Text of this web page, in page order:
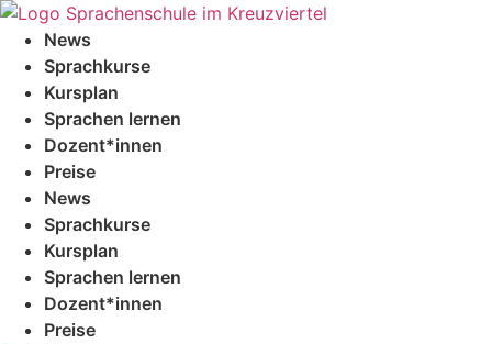
Zum
Inhalt
springen
News
Sprachkurse
Kursplan
Sprachen lernen
Dozent*innen
Preise
News
Sprachkurse
Kursplan
Sprachen lernen
Dozent*innen
Preise